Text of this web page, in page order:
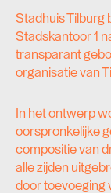
Stadhuis Tilburg
Stadskantoor 1
transparant
organisatie van
In het ontwerp
oorspronkelijke
compositie van
alle zijden
door toevoeging